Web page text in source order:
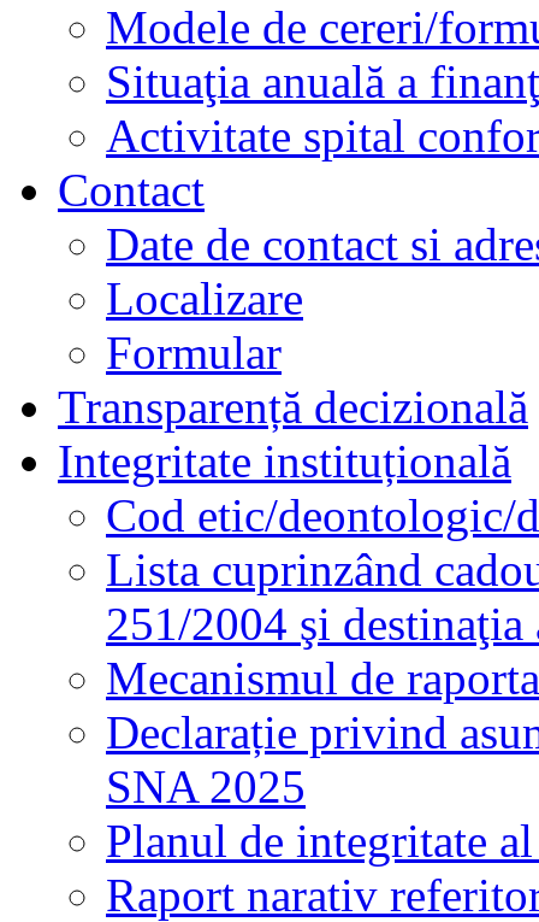
Modele de cereri/
Situaţia anuală a
Activitate spital
Contact
Date de contact si
Localizare
Formular
Transparență decizională
Integritate instituțională
Cod etic/deontologic/
Lista cuprinzând
251/2004 şi destinaţia
Mecanismul de
Declarație privind
SNA 2025
Planul de integritate
Raport narativ